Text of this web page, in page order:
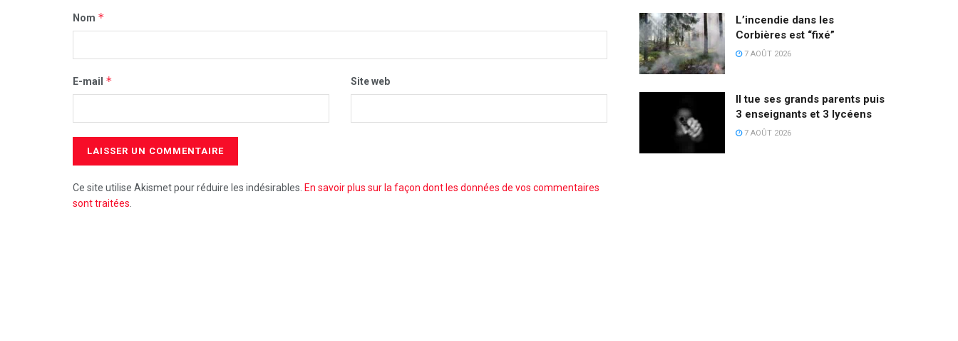
Nom *
E-mail * Site web
Ce site utilise Akismet pour réduire les indésirables. En savoir plus sur la façon dont les données de vos commentaires
sont traitées.
L’incendie dans les
Corbières est “fixé”
7 AOÛT 2026
Il tue ses grands parents puis
3 enseignants et 3 lycéens
7 AOÛT 2026